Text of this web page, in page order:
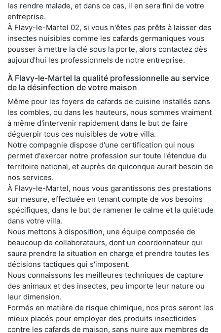
les rendre malade, et dans ce cas, il en sera fini de votre
entreprise.
À Flavy-le-Martel 02, si vous n'êtes pas prêts à laisser des
insectes nuisibles comme les cafards germaniques vous
pousser à mettre la clé sous la porte, alors contactez dès
aujourd'hui les professionnels de notre entreprise.
À Flavy-le-Martel la qualité professionnelle au service
de la désinfection de votre maison
Même pour les foyers de cafards de cuisine installés dans
les combles, ou dans les hauteurs, nous sommes vraiment
à même d'intervenir rapidement dans le but de faire
déguerpir tous ces nuisibles de votre villa.
Notre compagnie dispose d'une certification qui nous
permet d'exercer notre profession sur toute l'étendue du
territoire national, et auprès de quiconque aurait besoin de
nos services.
À Flavy-le-Martel, nous vous garantissons des prestations
sur mesure, effectuée en tenant compte de vos besoins
spécifiques, dans le but de ramener le calme et la quiétude
dans votre villa.
Nous mettons à disposition, une équipe composée de
beaucoup de collaborateurs, dont un coordonnateur qui
saura prendre la situation en charge et prendre toutes les
décisions tactiques qui s'imposent.
Nous connaissons les meilleures techniques de capture
des animaux et des insectes, peu importe leur nature ou
leur dimension.
Formés en matière de risque chimique, nos pros seront les
mieux placés pour employer des produits insecticides
contre les cafards de maison, sans nuire aux membres de